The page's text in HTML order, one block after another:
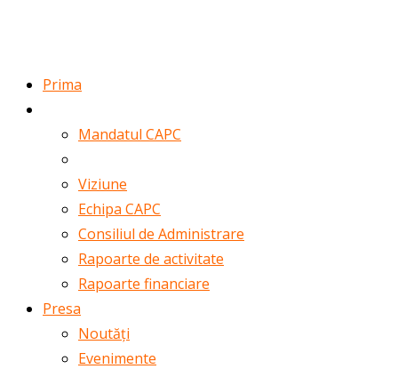
Prima
Mandatul CAPC
Viziune
Echipa CAPC
Consiliul de Administrare
Rapoarte de activitate
Rapoarte financiare
Presa
Noutăți
Evenimente